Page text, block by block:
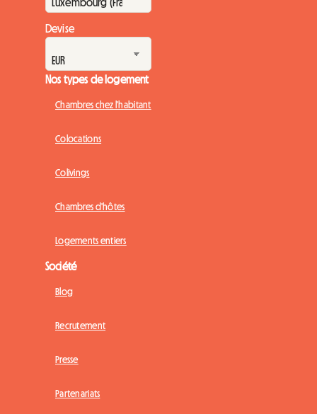
Devise
Nos types de logement
Chambres chez l'habitant
Colocations
Colivings
Chambres d'hôtes
Logements entiers
Société
Blog
Recrutement
Presse
Partenariats